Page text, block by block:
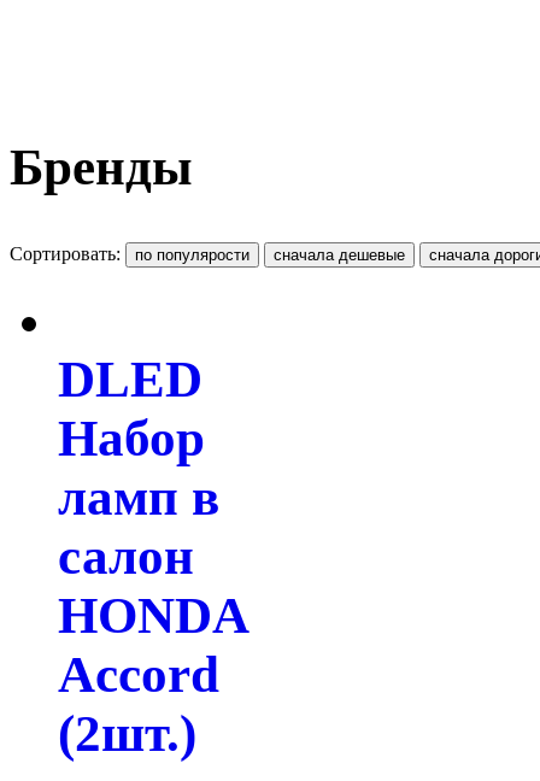
Бренды
Сортировать:
DLED
Набор
ламп в
салон
HONDA
Accord
(2шт.)